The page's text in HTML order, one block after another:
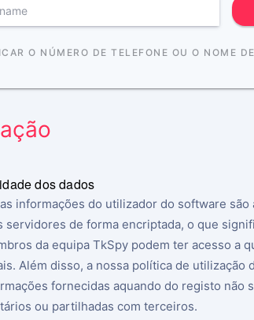
O NÚMERO DE TELEFONE OU O NOME
dos dados
informações do utilizador do software são
servidores de forma encriptada, o que
da equipa TkSpy podem ter acesso a
Além disso, a nossa política de utilização
fornecidas aquando do registo não
ou partilhadas com terceiros.